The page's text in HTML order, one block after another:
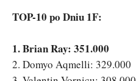
TOP-10 po Dniu 1F:
1. Brian Ray: 351.000
2. Domyo Aqmelli: 329.000